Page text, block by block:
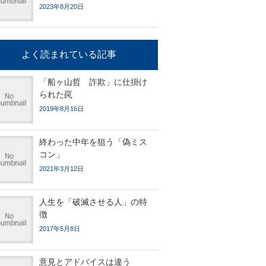
2023年8月20日
よく読まれている記事
「船ヶ山哲 詐欺」に仕掛け
られた罠
2019年8月16日
終わった中年を狙う「偽ミス
コン」
2021年3月12日
人生を「破滅させる人」の特
徴
2017年5月8日
意見とアドバイスは違う